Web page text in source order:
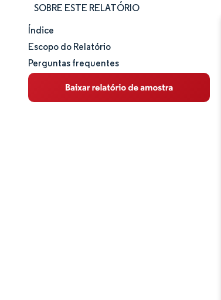
SOBRE ESTE RELATÓRIO
Tamanho e participação de mercado
Análise de mercado
Tendências e insights
Índice
Escopo do Relatório
Perguntas frequentes